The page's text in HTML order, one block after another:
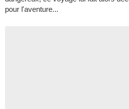
pour l'aventure...